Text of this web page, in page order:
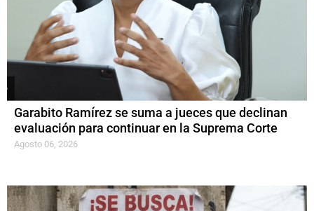
Garabito Ramírez se suma a jueces que declinan
evaluación para continuar en la Suprema Corte
Agosto 06, 2026